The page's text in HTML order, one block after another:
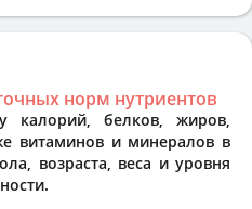
норм нутриентов
калорий, белков, жиров,
витаминов и минералов в
возраста, веса и уровня